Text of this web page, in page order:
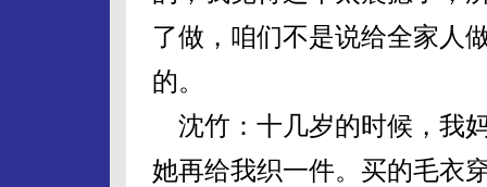
了做，咱们不是说给全家人
的。
沈竹：十几岁的时候，我
她再给我织一件。买的毛衣